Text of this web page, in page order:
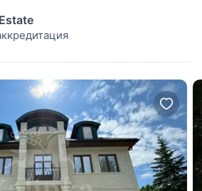
1 этаж: холл, гардеробная,
спальня с с/у, кухня-столовая-
террасу, кабинет; квартира для